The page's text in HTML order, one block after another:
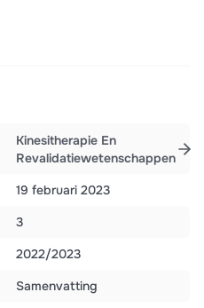
Kinesitherapie En
Revalidatiewetenschappen
19 februari 2023
3
2022/2023
Samenvatting